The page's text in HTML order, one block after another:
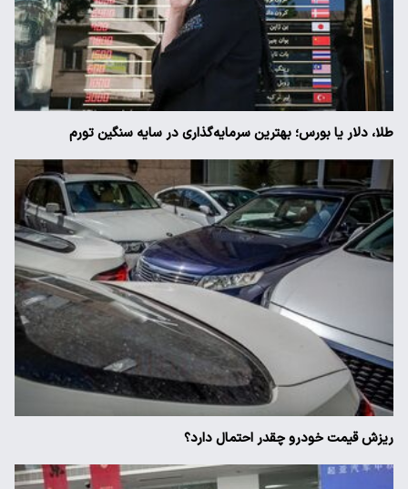
طلا، دلار یا بورس؛ بهترین سرمایه‌گذاری در سایه سنگین تورم
ریزش قیمت خودرو چقدر احتمال دارد؟